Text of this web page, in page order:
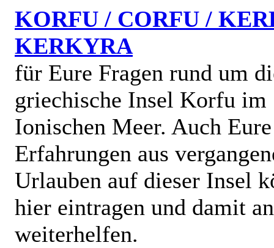
KORFU / CORFU /
KERKYRA
für Eure Fragen rund um
griechische Insel Korfu im
Ionischen Meer. Auch Eure
Erfahrungen aus
Urlauben auf dieser Insel
hier eintragen und damit
weiterhelfen.